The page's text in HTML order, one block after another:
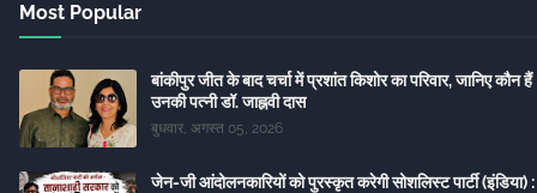
Most Popular
बांकीपुर जीत के बाद चर्चा में प्रशांत किशोर का परिवार, जानिए कौन हैं
उनकी पत्नी डॉ. जाह्नवी दास
बुधवार, अगस्त 05, 2026
जेन-जी आंदोलनकारियों को पुरस्कृत करेगी सोशलिस्ट पार्टी (इंडिया) :